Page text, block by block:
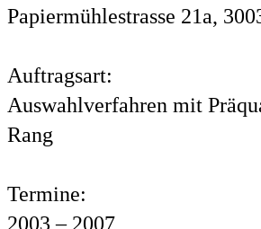
Papiermühlestrasse 21a,
Auftragsart:
Auswahlverfahren mit
Rang
Termine:
2003 – 2007